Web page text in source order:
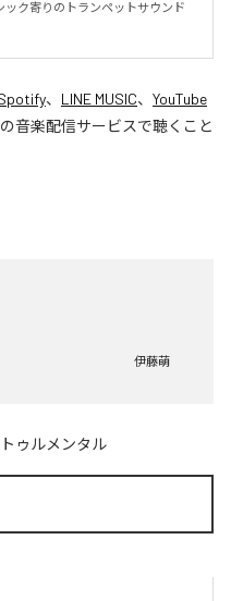
ック寄りのトランペットサウンド
、 LINE MUSIC、 YouTube
音楽配信サービスで聴くこと
伊藤萌
ゥルメンタル